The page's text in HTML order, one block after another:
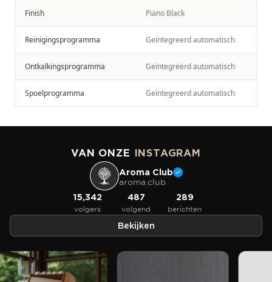
Finish Piano Black
Reinigingsprogramma Geïntegreerd automatisch
Ontkalkingsprogramma Geïntegreerd automatisch
Spoelprogramma Geïntegreerd automatisch
VAN ONZE INSTAGRAM
Aroma Club
aroma.club
15,342
volgers
487
volgend
289
berichten
Bekijken